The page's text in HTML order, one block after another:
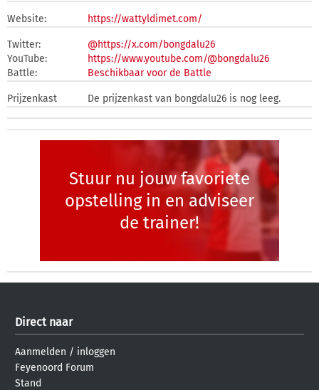
Website: https://wattyldimet.com/
Twitter:
@https://x.com/bongdalu26
YouTube:
https://www.youtube.com/@bongdalu26
Battle:
Beschikbaar voor de Battle
Prijzenkast De prijzenkast van bongdalu26 is nog leeg.
Stuur nu jouw favoriete
opstelling in en adviseer
de trainer!
Direct naar
Aanmelden / inloggen
Feyenoord Forum
Stand